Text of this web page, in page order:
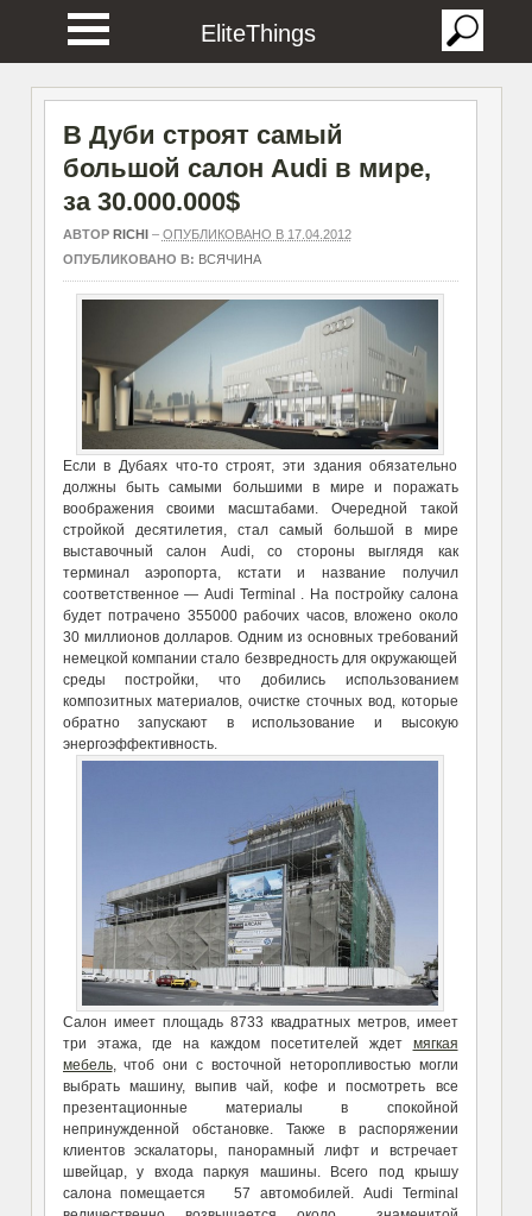
EliteThings
В Дуби строят самый
большой салон Audi в мире,
за 30.000.000$
АВТОР RICHI– ОПУБЛИКОВАНО В 17.04.2012
ОПУБЛИКОВАНО В: ВСЯЧИНА
Если в Дубаях что-то строят, эти здания обязательно
должны быть самыми большими в мире и поражать
воображения своими масштабами. Очередной такой
стройкой десятилетия, стал самый большой в мире
выставочный салон Audi, со стороны выглядя как
терминал аэропорта, кстати и название получил
соответственное — Audi Terminal . На постройку салона
будет потрачено 355000 рабочих часов, вложено около
30 миллионов долларов. Одним из основных требований
немецкой компании стало безвредность для окружающей
среды постройки, что добились использованием
композитных материалов, очистке сточных вод, которые
обратно запускают в использование и высокую
энергоэффективность.
Салон имеет площадь 8733 квадратных метров, имеет
три этажа, где на каждом посетителей ждет мягкая
мебель, чтоб они с восточной неторопливостью могли
выбрать машину, выпив чай, кофе и посмотреть все
презентационные материалы в спокойной
непринужденной обстановке. Также в распоряжении
клиентов эскалаторы, панорамный лифт и встречает
швейцар, у входа паркуя машины. Всего под крышу
салона помещается 57 автомобилей. Audi Terminal